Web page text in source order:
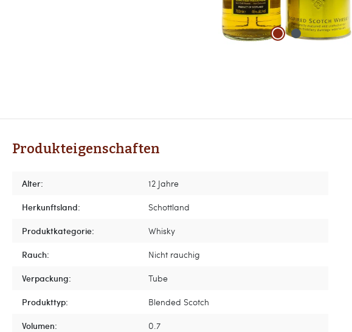
Produkteigenschaften
Alter:
12 Jahre
Herkunftsland:
Schottland
Produktkategorie:
Whisky
Rauch:
Nicht rauchig
Verpackung:
Tube
Produkttyp:
Blended Scotch
Volumen:
0.7